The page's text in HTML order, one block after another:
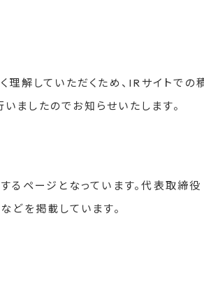
解していただくため、IRサイトでの
ましたのでお知らせいたします。
ページとなっています。代表取締役
を掲載しています。